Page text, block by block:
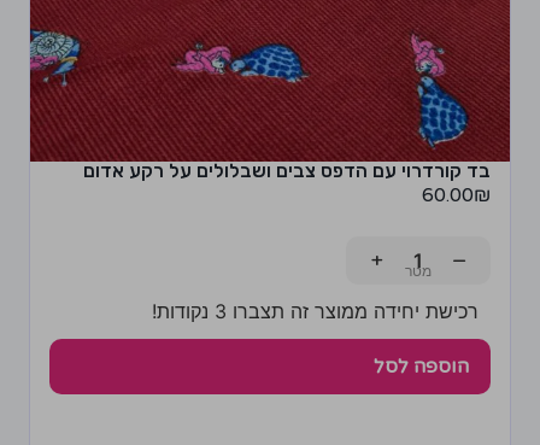
בד קורדרוי עם הדפס צבים ושבלולים על רקע אדום
60.00₪
−
+
רכישת יחידה ממוצר זה תצברו 3 נקודות!
הוספה לסל